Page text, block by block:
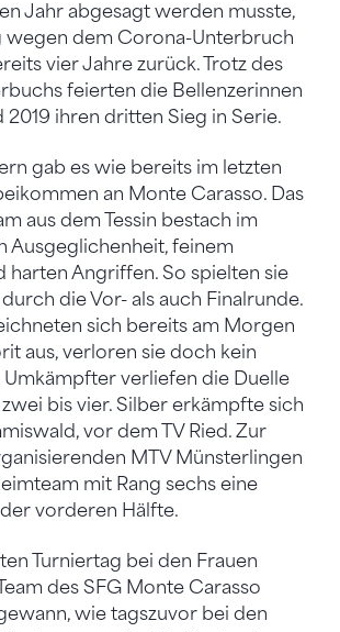
Jahr abgesagt werden musste,
wegen dem Corona-Unterbruch
vier Jahre zurück. Trotz des
feierten die Bellenzerinnen
2019 ihren dritten Sieg in Serie.
gab es wie bereits im letzten
an Monte Carasso. Das
aus dem Tessin bestach im
Ausgeglichenheit, feinem
harten Angriffen. So spielten sie
die Vor- als auch Finalrunde.
sich bereits am Morgen
aus, verloren sie doch kein
Umkämpfter verliefen die Duelle
bis vier. Silber erkämpfte sich
vor dem TV Ried. Zur
MTV Münsterlingen
mit Rang sechs eine
vorderen Hälfte.
Turniertag bei den Frauen
des SFG Monte Carasso
wie tagszuvor bei den